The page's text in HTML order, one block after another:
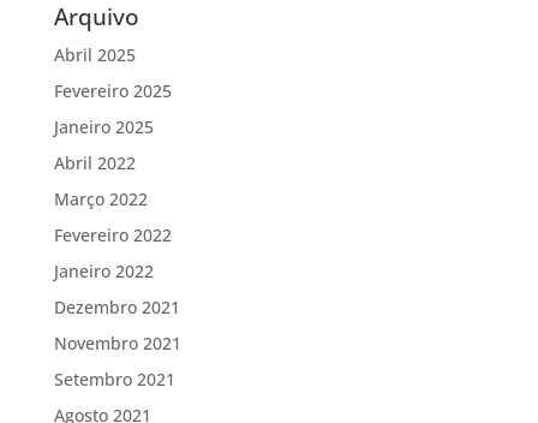
Arquivo
Abril 2025
Fevereiro 2025
Janeiro 2025
Abril 2022
Março 2022
Fevereiro 2022
Janeiro 2022
Dezembro 2021
Novembro 2021
Setembro 2021
Agosto 2021